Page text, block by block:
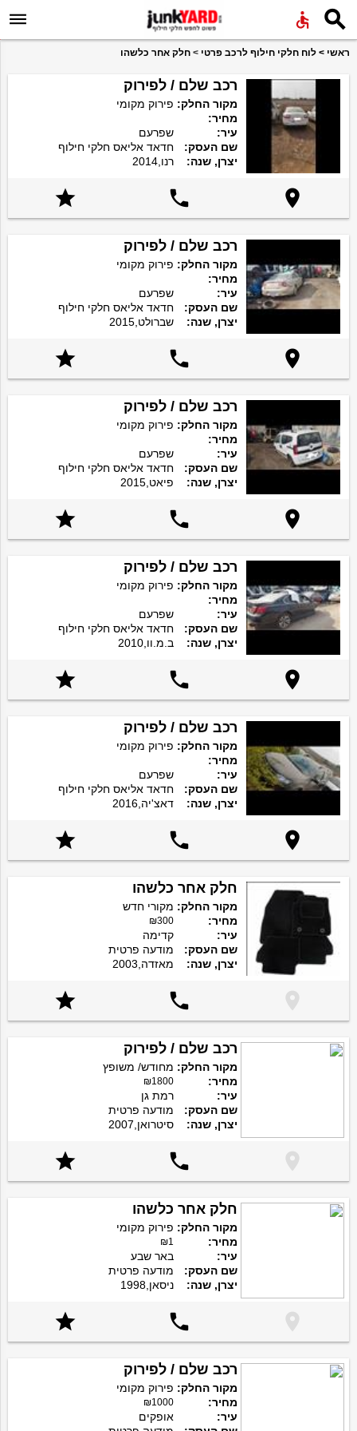
 
ראשי > לוח חלקי חילוף לרכב פרטי > חלק אחר כלשהו
רכב שלם / לפירוק
מקור החלק: פירוק מקומי
מחיר:
עיר:
שפרעם
שם העסק:
חדאד אליאס חלקי חילוף
יצרן, שנה:
רנו,2014



רכב שלם / לפירוק
מקור החלק: פירוק מקומי
מחיר:
עיר:
שפרעם
שם העסק:
חדאד אליאס חלקי חילוף
יצרן, שנה:
שברולט,2015



רכב שלם / לפירוק
מקור החלק: פירוק מקומי
מחיר:
עיר:
שפרעם
שם העסק:
חדאד אליאס חלקי חילוף
יצרן, שנה:
פיאט,2015



רכב שלם / לפירוק
מקור החלק: פירוק מקומי
מחיר:
עיר:
שפרעם
שם העסק:
חדאד אליאס חלקי חילוף
יצרן, שנה:
ב.מ.וו,2010



רכב שלם / לפירוק
מקור החלק: פירוק מקומי
מחיר:
עיר:
שפרעם
שם העסק:
חדאד אליאס חלקי חילוף
יצרן, שנה:
דאצ'יה,2016



חלק אחר כלשהו
מקור החלק: מקורי חדש
מחיר:
₪300
עיר:
קדימה
שם העסק:
מודעה פרטית
יצרן, שנה:
מאזדה,2003



רכב שלם / לפירוק
מקור החלק: מחודש/ משופץ
מחיר:
₪1800
עיר:
רמת גן
שם העסק:
מודעה פרטית
יצרן, שנה:
סיטרואן,2007



חלק אחר כלשהו
מקור החלק: פירוק מקומי
מחיר:
₪1
עיר:
באר שבע
שם העסק:
מודעה פרטית
יצרן, שנה:
ניסאן,1998



רכב שלם / לפירוק
מקור החלק: פירוק מקומי
מחיר:
₪1000
עיר:
אופקים